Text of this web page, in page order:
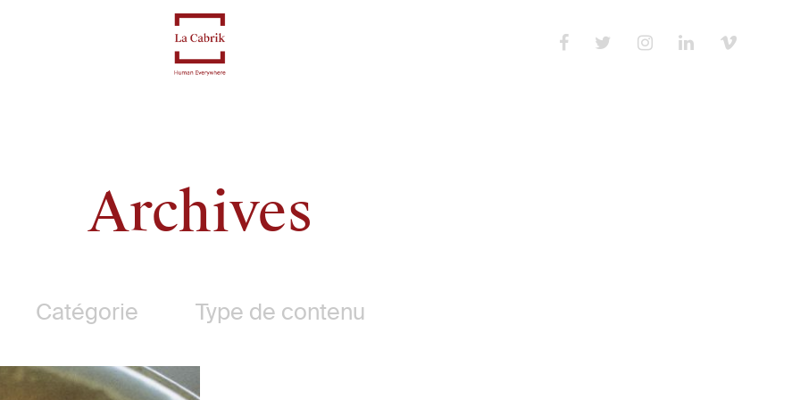
Archives
Catégorie Type de contenu